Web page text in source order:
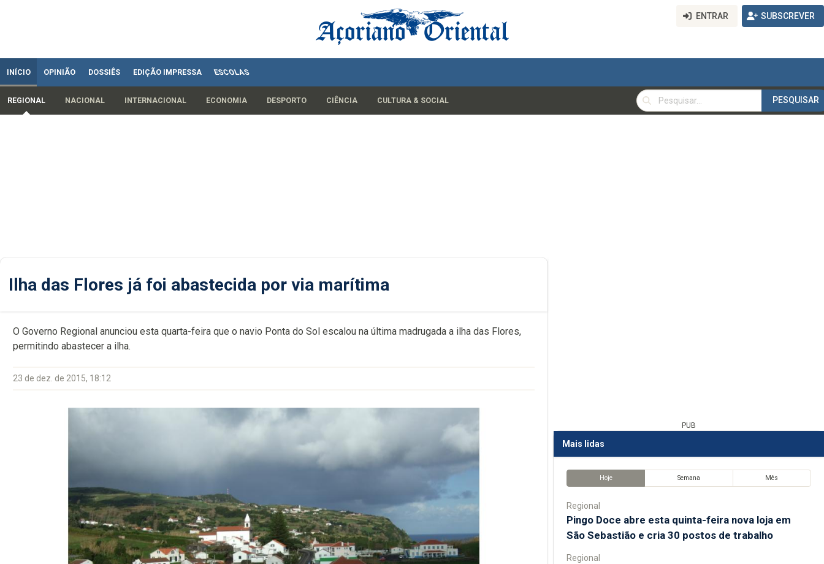
ENTRAR SUBSCREVER
INÍCIO OPINIÃO DOSSIÊS EDIÇÃO IMPRESSA ESCOLAS
REGIONAL NACIONAL INTERNACIONAL ECONOMIA DESPORTO CIÊNCIA CULTURA & SOCIAL
PESQUISAR
PESQUISAR
Ilha das Flores já foi abastecida por via marítima
O Governo Regional anunciou esta quarta-feira que o navio Ponta do Sol escalou na última madrugada a ilha das Flores,
permitindo abastecer a ilha.
23 de dez. de 2015, 18:12
PUB
Mais lidas
Hoje Semana Mês
Regional
Pingo Doce abre esta quinta-feira nova loja em
São Sebastião e cria 30 postos de trabalho
Regional